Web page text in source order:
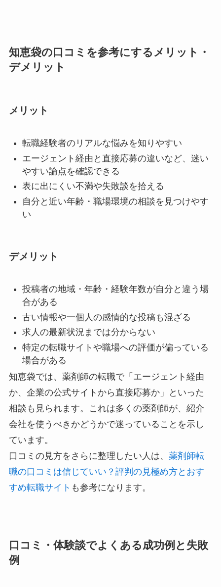
知恵袋の口コミを参考にするメリット・
デメリット
メリット
転職経験者のリアルな悩みを知りやすい
エージェント経由と直接応募の違いなど、迷い
やすい論点を確認できる
表に出にくい不満や失敗談を拾える
自分と近い年齢・職場環境の相談を見つけやす
い
デメリット
投稿者の地域・年齢・経験年数が自分と違う場
合がある
古い情報や一個人の感情的な投稿も混ざる
求人の最新状況までは分からない
特定の転職サイトや職場への評価が偏っている
場合がある
知恵袋では、薬剤師の転職で「エージェント経由
か、企業の公式サイトから直接応募か」といった
相談も見られます。これは多くの薬剤師が、紹介
会社を使うべきかどうかで迷っていることを示し
ています。
口コミの見方をさらに整理したい人は、 薬剤師転
職の口コミは信じていい？評判の見極め方とおす
すめ転職サイト も参考になります。
口コミ・体験談でよくある成功例と失敗
例